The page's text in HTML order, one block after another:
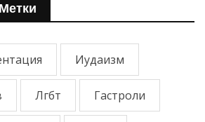
Иудаизм
Лгбт Гастроли